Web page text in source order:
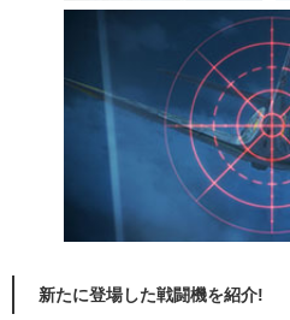
新たに登場した戦闘機を紹介!